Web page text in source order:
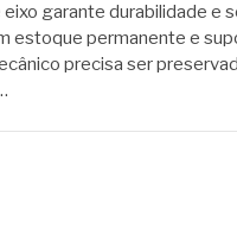
garante durabilidade e
estoque permanente e
precisa ser